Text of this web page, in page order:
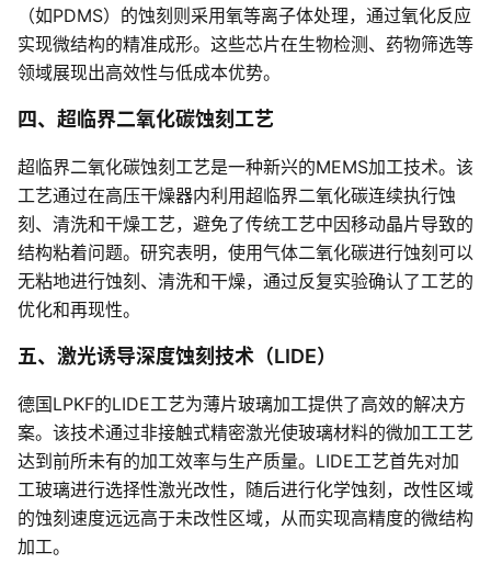
（如PDMS）的蚀刻则采用氧等离子体处理，通过氧化反应
实现微结构的精准成形。这些芯片在生物检测、药物筛选等
领域展现出高效性与低成本优势。
四、超临界二氧化碳蚀刻工艺
超临界二氧化碳蚀刻工艺是一种新兴的MEMS加工技术。该
工艺通过在高压干燥器内利用超临界二氧化碳连续执行蚀
刻、清洗和干燥工艺，避免了传统工艺中因移动晶片导致的
结构粘着问题。研究表明，使用气体二氧化碳进行蚀刻可以
无粘地进行蚀刻、清洗和干燥，通过反复实验确认了工艺的
优化和再现性。
五、激光诱导深度蚀刻技术（LIDE）
德国LPKF的LIDE工艺为薄片玻璃加工提供了高效的解决方
案。该技术通过非接触式精密激光使玻璃材料的微加工工艺
达到前所未有的加工效率与生产质量。LIDE工艺首先对加
工玻璃进行选择性激光改性，随后进行化学蚀刻，改性区域
的蚀刻速度远远高于未改性区域，从而实现高精度的微结构
加工。